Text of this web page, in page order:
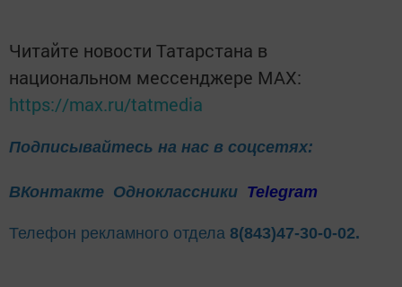
Читайте новости Татарстана в
национальном мессенджере MАХ:
https://max.ru/tatmedia
Подписывайтесь на нас в соцсетях:
ВКонтакте Одноклассники Telegram
Телефон рекламного отдела 8(843)47-30-0-02.